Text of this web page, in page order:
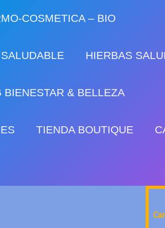
COSMETICA – BIO
HIERBAS
BIENESTAR & BELLEZA
TIENDA BOUTIQUE